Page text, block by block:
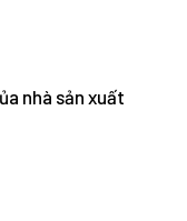
nhà sản xuất